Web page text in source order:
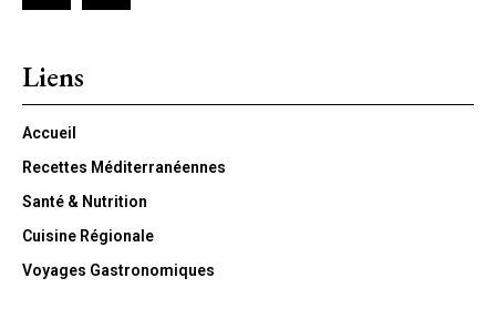
Liens
Accueil
Recettes Méditerranéennes
Santé & Nutrition
Cuisine Régionale
Voyages Gastronomiques